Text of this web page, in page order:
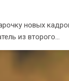
новых
из второго...